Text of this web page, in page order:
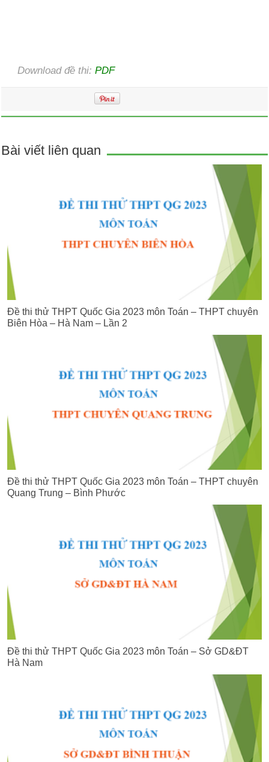
Download đề thi:PDF
Bài viết liên quan
Đề thi thử THPT Quốc Gia 2023 môn Toán – THPT chuyên
Biên Hòa – Hà Nam – Lần 2
Đề thi thử THPT Quốc Gia 2023 môn Toán – THPT chuyên
Quang Trung – Bình Phước
Đề thi thử THPT Quốc Gia 2023 môn Toán – Sở GD&ĐT
Hà Nam